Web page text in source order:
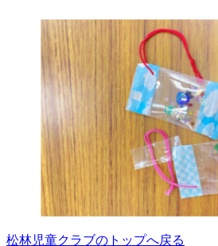
松林児童クラブのトップへ戻る